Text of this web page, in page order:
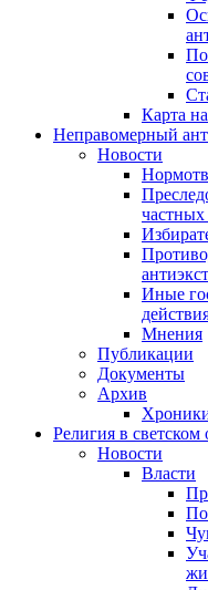
Карта
Неправомерный
Новости
Иные
Мнения
Публикации
Документы
Архив
Религия в светском
Новости
Власти